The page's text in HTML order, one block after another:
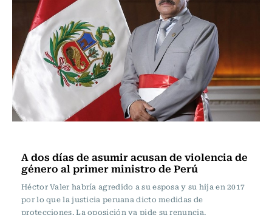
A dos días de asumir acusan de violencia de
género al primer ministro de Perú
Héctor Valer habría agredido a su esposa y su hija en 2017
por lo que la justicia peruana dicto medidas de
protecciones. La oposición ya pide su renuncia.